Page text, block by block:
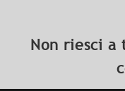
Non riesci a